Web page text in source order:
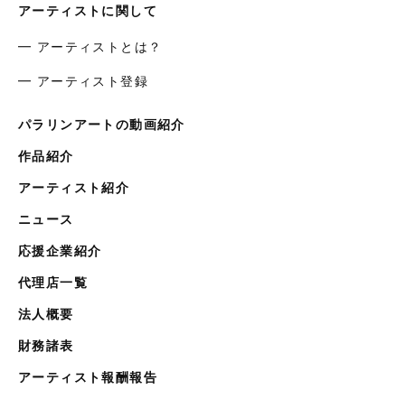
アーティストに関して
━ アーティストとは？
━ アーティスト登録
パラリンアートの動画紹介
作品紹介
アーティスト紹介
ニュース
応援企業紹介
代理店一覧
法人概要
財務諸表
アーティスト報酬報告